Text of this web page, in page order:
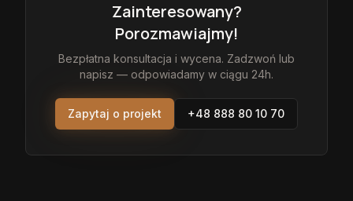
Zainteresowany?
Porozmawiajmy!
Bezpłatna konsultacja i wycena. Zadzwoń lub
napisz — odpowiadamy w ciągu 24h.
Zapytaj o projekt +48 888 80 10 70